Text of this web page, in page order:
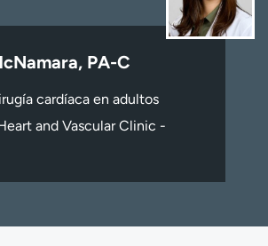
Carreras
Health Connection
PA-C
cardíaca en adultos
and Vascular Clinic -